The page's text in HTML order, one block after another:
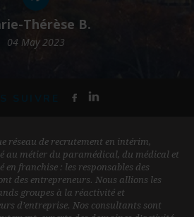
B.
réseau de recrutement en intérim,
au métier du paramédical, du médical et
en franchise : les responsables des
des entrepreneurs. Nous allions les
groupes à la réactivité et
d’entreprise. Nos consultants sont